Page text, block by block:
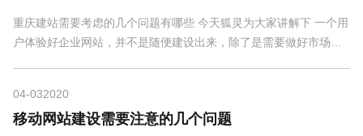
重庆建站需要考虑的几个问题有哪些 今天狐灵为大家讲解下 一个用
户体验好企业网站，并不是随便建设出来，除了是需要做好市场调
04-032020
移动网站建设需要注意的几个问题